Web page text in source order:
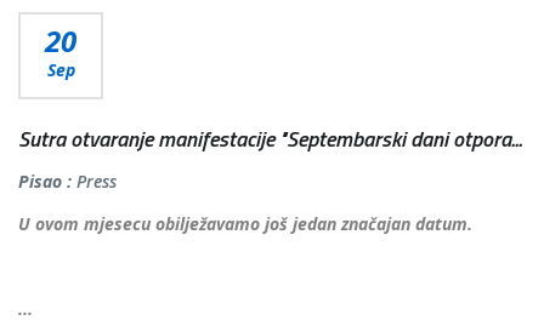
20
Sep
Sutra otvaranje manifestacije "Septembarski dani otpora...
Pisao : Press
U ovom mjesecu obilježavamo još jedan značajan datum.
...